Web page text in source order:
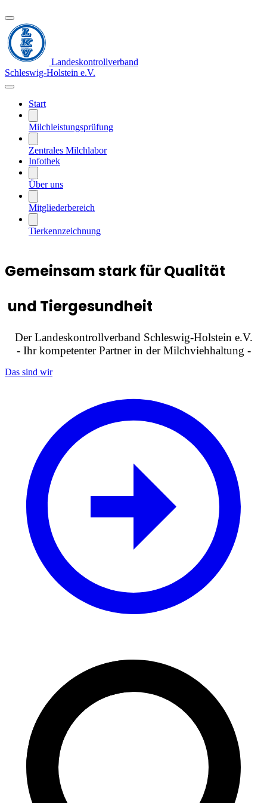
Landeskontrollverband
Schleswig-Holstein e.V.
Start
Milchleistungsprüfung
Zentrales Milchlabor
Infothek
Über uns
Mitgliederbereich
Tierkennzeichnung
Gemeinsam stark für Qualität
und Tiergesundheit
Der Landeskontrollverband Schleswig-Holstein e.V.
- Ihr kompetenter Partner in der Milchviehhaltung -
Das sind wir